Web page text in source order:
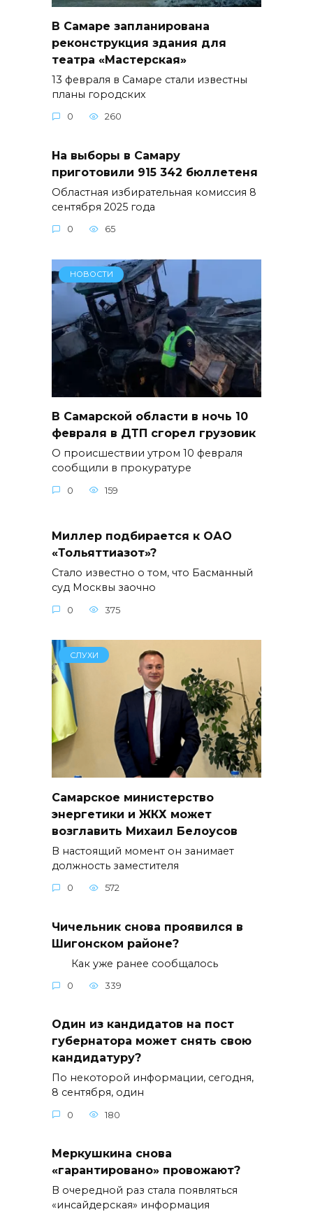
В Самаре запланирована
реконструкция здания для
театра «Мастерская»
13 февраля в Самаре стали известны
планы городских
0 260
На выборы в Самару
приготовили 915 342 бюллетеня
Областная избирательная комиссия 8
сентября 2025 года
0 65
НОВОСТИ
В Самарской области в ночь 10
февраля в ДТП сгорел грузовик
О происшествии утром 10 февраля
сообщили в прокуратуре
0 159
Миллер подбирается к ОАО
«Тольяттиазот»?
Стало известно о том, что Басманный
суд Москвы заочно
0 375
СЛУХИ
Самарское министерство
энергетики и ЖКХ может
возглавить Михаил Белоусов
В настоящий момент он занимает
должность заместителя
0 572
Чичельник снова проявился в
Шигонском районе?
Как уже ранее сообщалось
0 339
Один из кандидатов на пост
губернатора может снять свою
кандидатуру?
По некоторой информации, сегодня,
8 сентября, один
0 180
Меркушкина снова
«гарантировано» провожают?
В очередной раз стала появляться
«инсайдерская» информация